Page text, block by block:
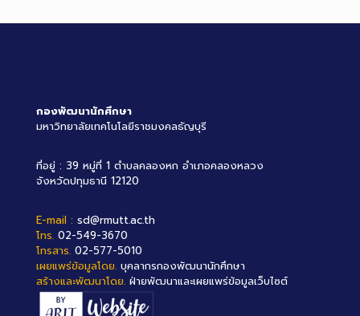
กองพัฒนานักศึกษา
มหาวิทยาลัยเทคโนโลยีราชมงคลธัญบุรี
ที่อยู่ : 39 หมู่ที่ 1 ตำบลคลองหก อำเภอคลองหลวง
จังหวัดปทุมธานี 12120
E-mail : sd@rmutt.ac.th
โทร. 02-549-3670
โทรสาร. 02-577-5010
เผยแพร่ข้อมูลโดย. บุคลากรกองพัฒนานักศึกษา
สร้างและพัฒนาโดย. ฝ่ายพัฒนาและเผยแพร่ข้อมูลเว็บไซต์